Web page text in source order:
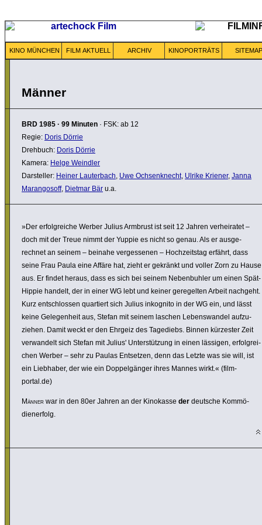
KINO MÜNCHEN FILM AKTUELL ARCHIV KINOPORTRÄTS SITEMAP
Männer
BRD 1985 · 99 Minuten · FSK: ab 12
Regie: Doris Dörrie
Drehbuch: Doris Dörrie
Kamera: Helge Weindler
Darsteller: Heiner Lauterbach, Uwe Ochsenknecht, Ulrike Kriener, Janna
Marangosoff, Dietmar Bär u.a.
»Der erfolg­reiche Werber Julius Armbrust ist seit 12 Jahren verhei­ratet –
doch mit der Treue nimmt der Yuppie es nicht so genau. Als er ausge­
rechnet an seinem – beinahe verges­senen – Hoch­zeitstag erfährt, dass
seine Frau Paula eine Affäre hat, zieht er gekränkt und voller Zorn zu Hause
aus. Er findet heraus, dass es sich bei seinem Neben­buhler um einen Spät-
Hippie handelt, der in einer WG lebt und keiner gere­gelten Arbeit nachgeht.
Kurz entschlossen quartiert sich Julius inkognito in der WG ein, und lässt
keine Gele­gen­heit aus, Stefan mit seinem laschen Lebens­wandel aufzu­
ziehen. Damit weckt er den Ehrgeiz des Tagediebs. Binnen kürzester Zeit
verwan­delt sich Stefan mit Julius' Unter­s­tüt­zung in einen lässigen, erfolg­rei­
chen Werber – sehr zu Paulas Entsetzen, denn das Letzte was sie will, ist
ein Liebhaber, der wie ein Doppel­gänger ihres Mannes wirkt.« (film­
portal.de)
Männer war in den 80er Jahren an der Kinokasse der deutsche Kommö­
dien­er­folg.